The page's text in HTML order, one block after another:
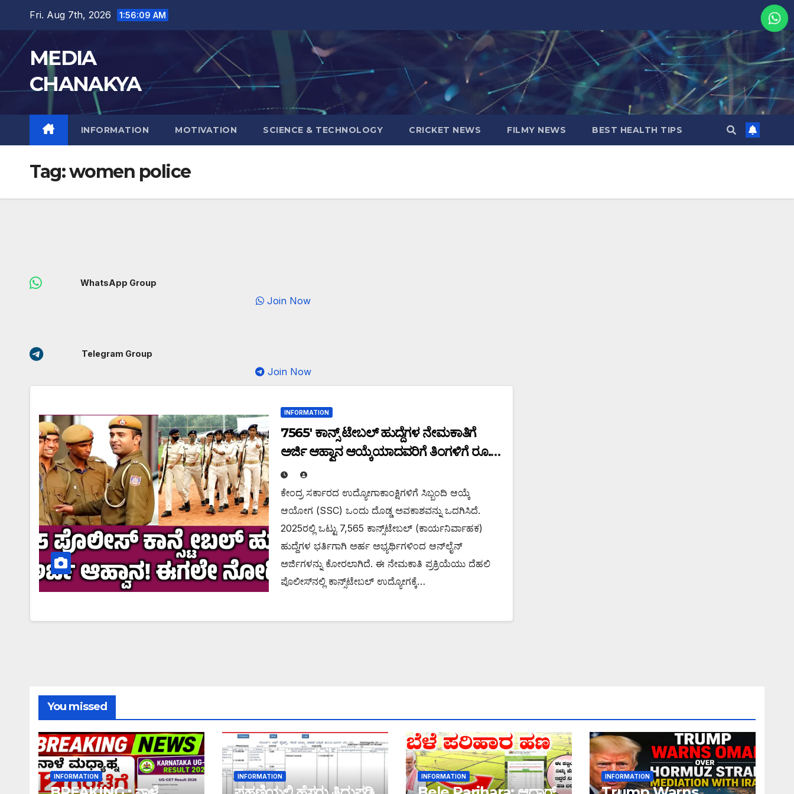
Fri. Aug 7th, 2026 1:56:10 AM
MEDIA
CHANAKYA
INFORMATION MOTIVATION SCIENCE & TECHNOLOGY CRICKET NEWS FILMY NEWS BEST HEALTH TIPS
Tag:women police
WhatsApp Group
Join Now
Telegram Group
Join Now
INFORMATION
7565′ ಕಾನ್ಸ್‌ ಟೇಬಲ್ ಹುದ್ದೆಗಳ ನೇಮಕಾತಿಗೆ
ಅರ್ಜಿ ಆಹ್ವಾನ ಆಯ್ಕೆಯಾದವರಿಗೆ ತಿಂಗಳಿಗೆ ರೂ.
21,700 ರಿಂದ ರೂ. 69,100 ರವರೆಗೆ ವೇತನ
ಕೇಂದ್ರ ಸರ್ಕಾರದ ಉದ್ಯೋಗಾಕಾಂಕ್ಷಿಗಳಿಗೆ ಸಿಬ್ಬಂದಿ ಆಯ್ಕೆ
ಆಯೋಗ (SSC) ಒಂದು ದೊಡ್ಡ ಅವಕಾಶವನ್ನು ಒದಗಿಸಿದೆ.
2025ರಲ್ಲಿ ಒಟ್ಟು 7,565 ಕಾನ್ಸ್‌ಟೇಬಲ್ (ಕಾರ್ಯನಿರ್ವಾಹಕ)
ಹುದ್ದೆಗಳ ಭರ್ತಿಗಾಗಿ ಅರ್ಹ ಅಭ್ಯರ್ಥಿಗಳಿಂದ ಆನ್‌ಲೈನ್
ಅರ್ಜಿಗಳನ್ನು ಕೋರಲಾಗಿದೆ. ಈ ನೇಮಕಾತಿ ಪ್ರಕ್ರಿಯೆಯು ದೆಹಲಿ
ಪೊಲೀಸ್‌ನಲ್ಲಿ ಕಾನ್ಸ್‌ಟೇಬಲ್ ಉದ್ಯೋಗಕ್ಕೆ…
You missed
INFORMATION INFORMATION INFORMATION INFORMATION